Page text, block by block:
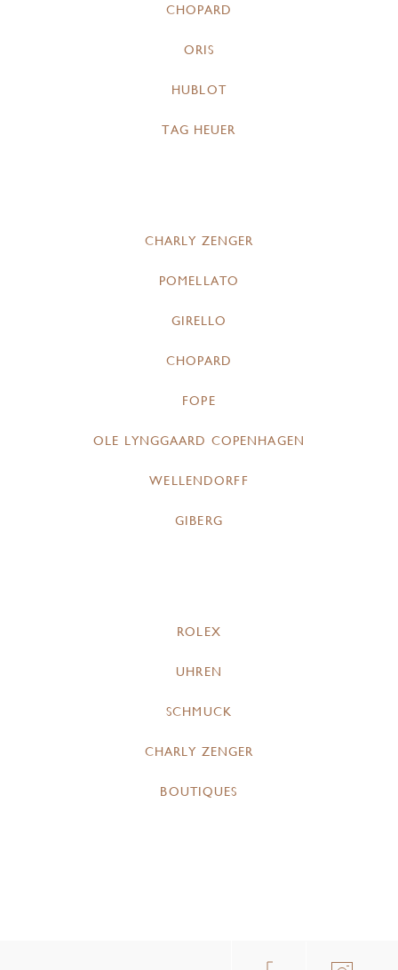
CHOPARD
ORIS
HUBLOT
TAG HEUER
CHARLY ZENGER
POMELLATO
GIRELLO
CHOPARD
FOPE
OLE LYNGGAARD COPENHAGEN
WELLENDORFF
GIBERG
ROLEX
UHREN
SCHMUCK
CHARLY ZENGER
BOUTIQUES